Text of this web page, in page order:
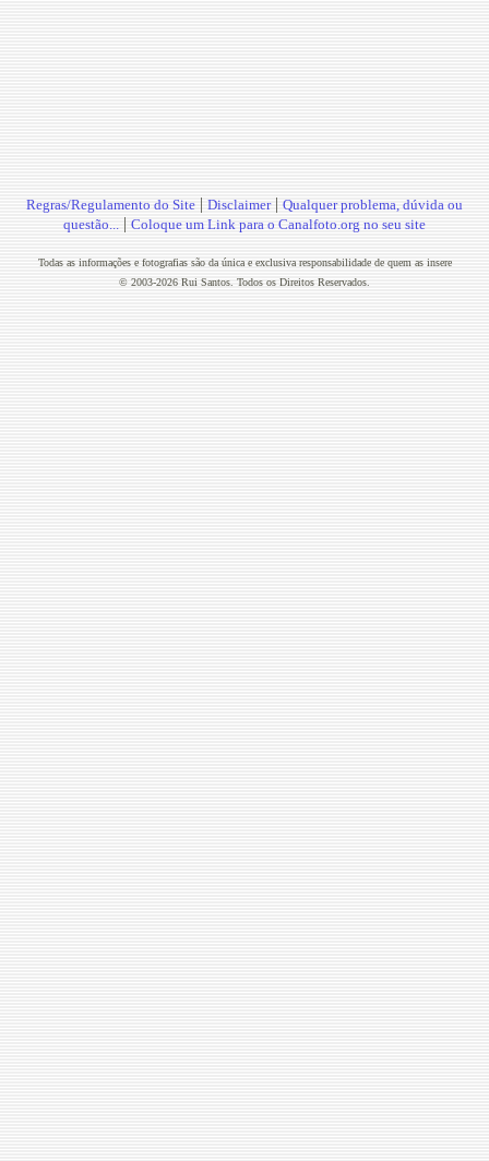
Regras/Regulamento do Site | Disclaimer| Qualquer problema, dúvida ou
questão... | Coloque um Link para o Canalfoto.org no seu site
Todas as informações e fotografias são da única e exclusiva responsabilidade de quem as insere
© 2003-2026 Rui Santos. Todos os Direitos Reservados.